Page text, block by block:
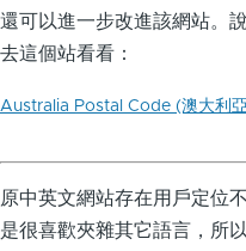
還可以進一步改進該網站。
去這個站看看：
Australia Postal Code (澳大利
原中英文網站存在用戶定位
是很喜歡夾雜其它語言，所